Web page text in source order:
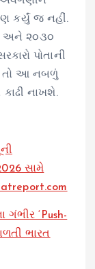
કર્યું જ નહીં.
અને ૨૦૩૦
પોતાની
તો આ નબળું
નાખશે.
સામે
ગંભીર ‘Push-
ભારત